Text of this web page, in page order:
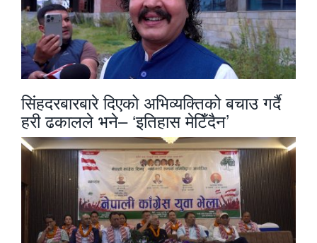
सिंहदरबारबारे दिएको अभिव्यक्तिको बचाउ गर्दै
हरी ढकालले भने– ‘इतिहास मेटिँदैन’